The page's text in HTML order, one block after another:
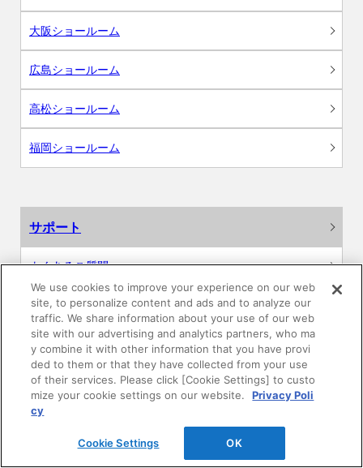
大阪ショールーム
広島ショールーム
高松ショールーム
福岡ショールーム
サポート
よくあるご質問
カタログ閲覧・資料請求
各種データダウンロード
WEB見積・各種シミュレーション
交換用部品の購入
We use cookies to improve your experience on our web
site, to personalize content and ads and to analyze our
traffic. We share information about your use of our web
site with our advertising and analytics partners, who ma
y combine it with other information that you have provi
ded to them or that they have collected from your use
of their services. Please click [Cookie Settings] to custo
mize your cookie settings on our website.
Privacy Poli
cy
Cookie Settings OK